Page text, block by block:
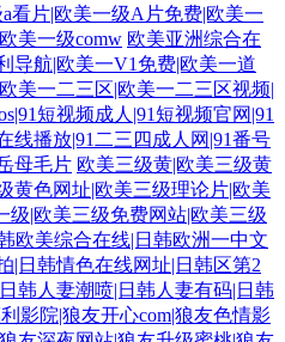
看片|欧美一级A片免费|欧美一
美一级comw 欧美亚洲综合在
导航|欧美一V1免费|欧美一道
美一二三区|欧美一二三区视频|
短视频成人|91短视频官网|91
线播放|91二三四成人网|91番号
母毛片 欧美三级黄|欧美三级黄
黄色网址|欧美三级理论片|欧美
级|欧美三级免费网站|欧美三级
欧美综合在线|日韩欧洲一中文
|日韩情色在线网址|日韩区第2
韩人妻潮喷|日韩人妻有码|日韩
影院|狼友开心com|狼友色情影